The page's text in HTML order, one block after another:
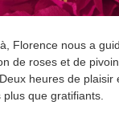
Florence nous a
de roses et de
heures de plaisir
plus que gratifiants.